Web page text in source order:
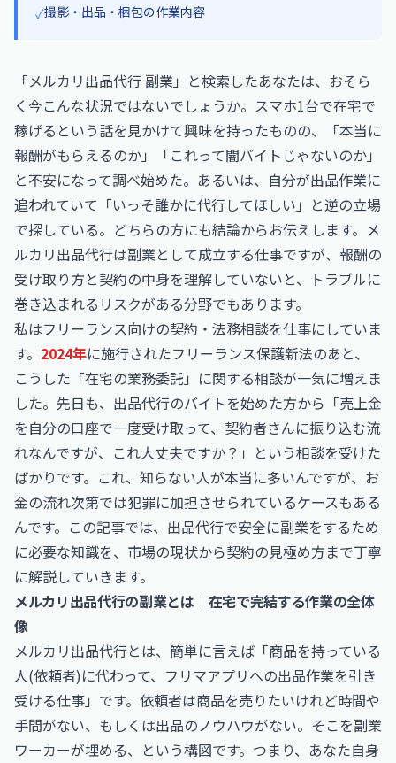
✓撮影・出品・梱包の作業内容
「メルカリ出品代行 副業」と検索したあなたは、おそら
く今こんな状況ではないでしょうか。スマホ1台で在宅で
稼げるという話を見かけて興味を持ったものの、「本当に
報酬がもらえるのか」「これって闇バイトじゃないのか」
と不安になって調べ始めた。あるいは、自分が出品作業に
追われていて「いっそ誰かに代行してほしい」と逆の立場
で探している。どちらの方にも結論からお伝えします。メ
ルカリ出品代行は副業として成立する仕事ですが、報酬の
受け取り方と契約の中身を理解していないと、トラブルに
巻き込まれるリスクがある分野でもあります。
私はフリーランス向けの契約・法務相談を仕事にしていま
す。 2024年に施行されたフリーランス保護新法のあと、
こうした「在宅の業務委託」に関する相談が一気に増えま
した。先日も、出品代行のバイトを始めた方から「売上金
を自分の口座で一度受け取って、契約者さんに振り込む流
れなんですが、これ大丈夫ですか？」という相談を受けた
ばかりです。これ、知らない人が本当に多いんですが、お
金の流れ次第では犯罪に加担させられているケースもある
んです。この記事では、出品代行で安全に副業をするため
に必要な知識を、市場の現状から契約の見極め方まで丁寧
に解説していきます。
メルカリ出品代行の副業とは｜在宅で完結する作業の全体
像
メルカリ出品代行とは、簡単に言えば「商品を持っている
人(依頼者)に代わって、フリマアプリへの出品作業を引き
受ける仕事」です。依頼者は商品を売りたいけれど時間や
手間がない、もしくは出品のノウハウがない。そこを副業
ワーカーが埋める、という構図です。つまり、あなた自身